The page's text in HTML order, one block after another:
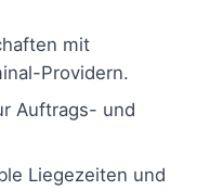
mit
Providern.
Auftrags- und
Liegezeiten und